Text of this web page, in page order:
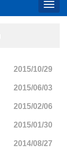
2015/10/29
2015/06/03
2015/02/06
2015/01/30
2014/08/27